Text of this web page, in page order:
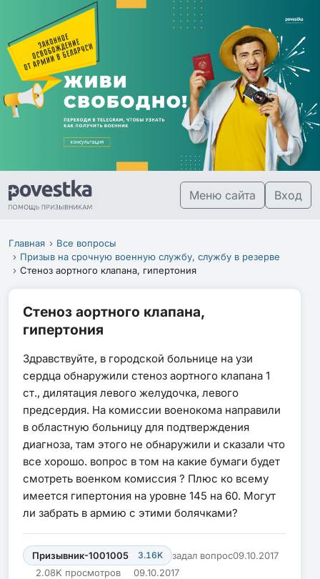
Меню сайта Вход
Главная
Все вопросы
Призыв на срочную военную службу, службу в резерве
Стеноз аортного клапана, гипертония
Стеноз аортного клапана,
гипертония
Здравствуйте, в городской больнице на узи
сердца обнаружили стеноз аортного клапана 1
ст., дилятация левого желудочка, левого
предсердия. На комиссии военокома направили
в областную больницу для подтверждения
диагноза, там этого не обнаружили и сказали что
все хорошо. вопрос в том на какие бумаги будет
смотреть военком комиссия ? Плюс ко всему
имеется гипертония на уровне 145 на 60. Могут
ли забрать в армию с этими болячками?
Призывник-1001005 3.16K задал вопрос09.10.2017
2.08K просмотров
09.10.2017